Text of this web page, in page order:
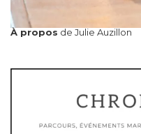
À propos de Julie Auzillon